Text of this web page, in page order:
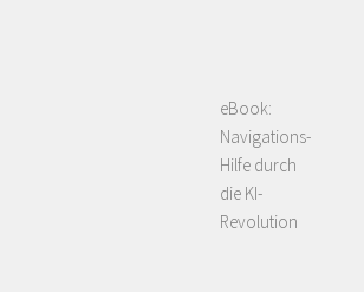
eBook:
Navigations-
Hilfe durch
die KI-
Revolution